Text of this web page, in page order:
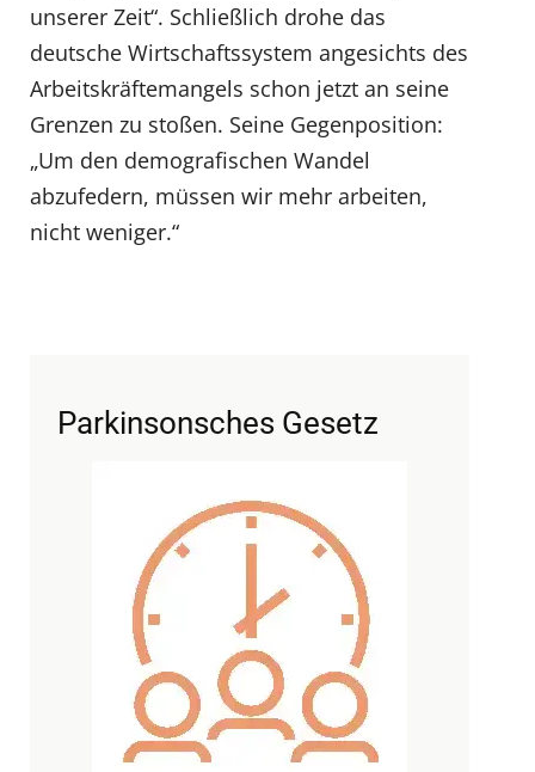
unserer Zeit“. Schließlich drohe das
deutsche Wirtschaftssystem angesichts des
Arbeitskräftemangels schon jetzt an seine
Grenzen zu stoßen. Seine Gegenposition:
„Um den demografischen Wandel
abzufedern, müssen wir mehr arbeiten,
nicht weniger.“
Parkinsonsches Gesetz